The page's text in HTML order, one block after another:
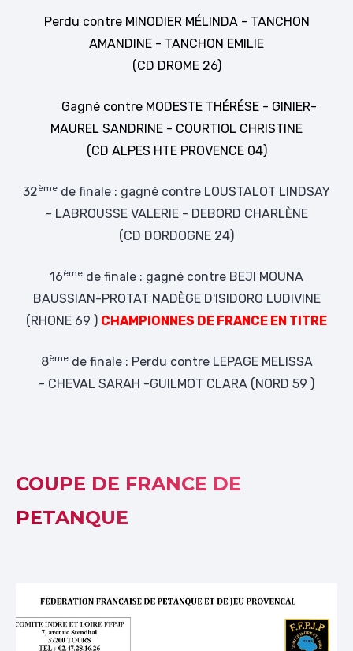
Perdu contre MINODIER MÉLINDA - TANCHON
AMANDINE - TANCHON EMILIE
(CD DROME 26)
Gagné contre MODESTE THÉRÉSE - GINIER-
MAUREL SANDRINE - COURTIOL CHRISTINE
(CD ALPES HTE PROVENCE 04)
32
de finale : gagné contre LOUSTALOT LINDSAY
- LABROUSSE VALERIE - DEBORD CHARLÈNE
(CD DORDOGNE 24)
16
de finale : gagné contre BEJI MOUNA
BAUSSIAN-PROTAT NADÈGE D'ISIDORO LUDIVINE
(RHONE 69 ) CHAMPIONNES DE FRANCE EN TITRE
8
de finale : Perdu contre LEPAGE MELISSA
- CHEVAL SARAH -GUILMOT CLARA (NORD 59 )
COUPE DE FRANCE DE
PETANQUE